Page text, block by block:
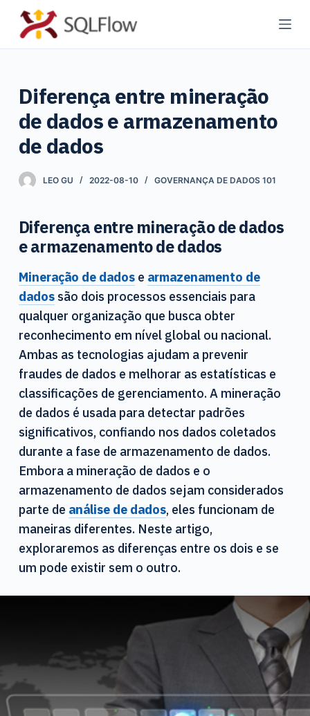
P
u
a
o
ú
d
o
Diferença entre mineração
de dados e armazenamento
de dados
LEO GU 2022-08-10 GOVERNANÇA DE DADOS 101
Diferença entre mineração de dados
e armazenamento de dados
Mineração de dadose armazenamento de
dadossão dois processos essenciais para
qualquer organização que busca obter
reconhecimento em nível global ou nacional.
Ambas as tecnologias ajudam a prevenir
fraudes de dados e melhorar as estatísticas e
classificações de gerenciamento. A mineração
de dados é usada para detectar padrões
significativos, confiando nos dados coletados
durante a fase de armazenamento de dados.
Embora a mineração de dados e o
armazenamento de dados sejam considerados
parte de análise de dados, eles funcionam de
maneiras diferentes. Neste artigo,
exploraremos as diferenças entre os dois e se
um pode existir sem o outro.